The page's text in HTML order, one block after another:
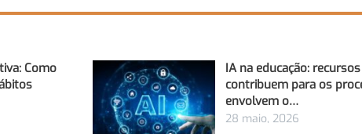
Como
IA na educação:
contribuem para os
envolvem o…
28 maio, 2026